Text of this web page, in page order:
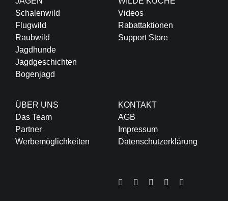
Schalenwild
Flugwild
Raubwild
Jagdhunde
Jagdgeschichten
Bogenjagd
Videos
Rabattaktionen
Support Store
ÜBER UNS
Das Team
Partner
Werbemöglichkeiten
KONTAKT
AGB
Impressum
Datenschutzerklärung